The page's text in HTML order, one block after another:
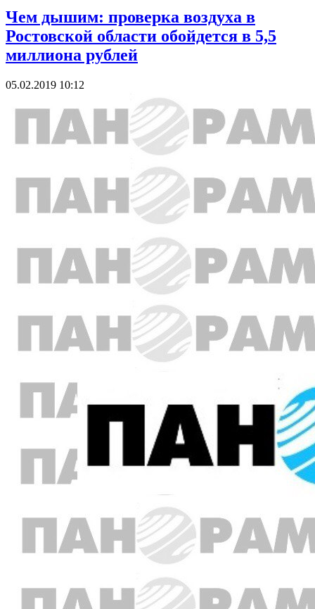
Чем дышим: проверка воздуха в
Ростовской области обойдется в 5,5
миллиона рублей
05.02.2019 10:12